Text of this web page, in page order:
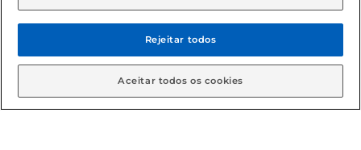
© 2026 Copyright. Todos os direitos
reservados Gbarbosa.
Rejeitar todos
Aceitar todos os cookies